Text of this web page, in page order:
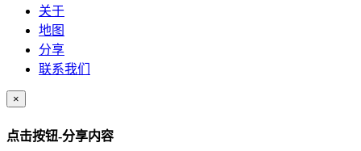
关于
地图
分享
联系我们
×
点击按钮-分享内容